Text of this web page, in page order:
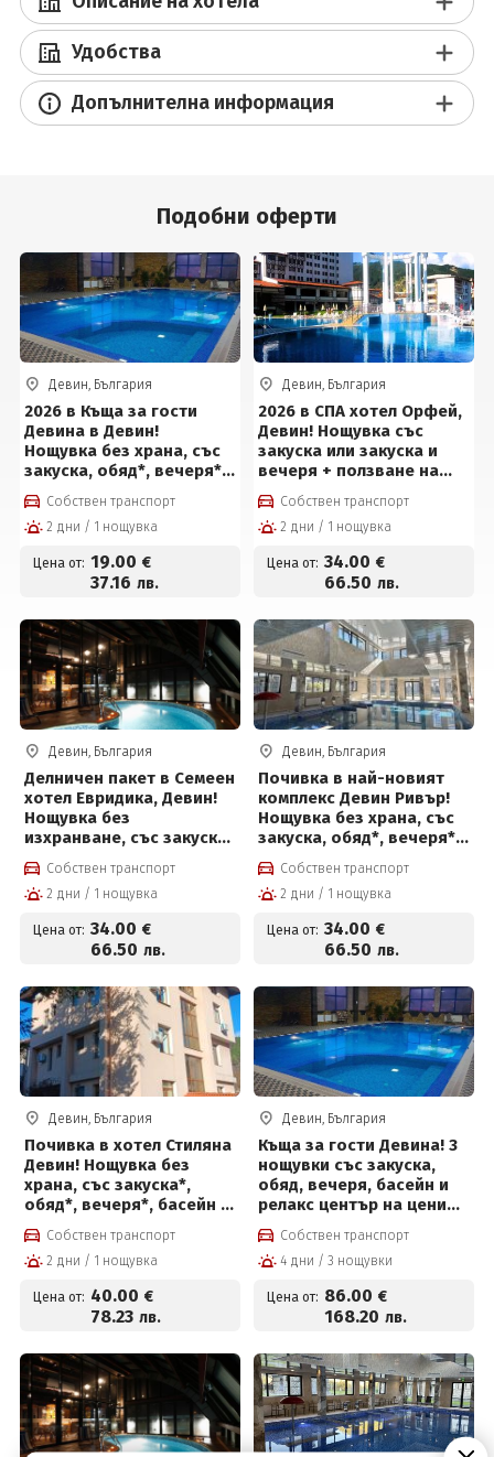
Удобства
Допълнителна информация
Подобни оферти
Девин, България
2026 в Къща за гости
Девина в Девин!
Нощувка без храна, със
закуска, обяд*, вечеря*
и ползване на басейн и
релакс център на цени
от 19 евро на човек
Собствен транспорт
2 дни / 1 нощувка
Цена от: 19.00 €
37.16 лв.
Девин, България
2026 в СПА хотел Орфей,
Девин! Нощувка със
закуска или закуска и
вечеря + ползване на
СПА център на цени от
34 евро на човек
Собствен транспорт
2 дни / 1 нощувка
Цена от: 34.00 €
66.50 лв.
Девин, България
Делничен пакет в Семеен
хотел Евридика, Девин!
Нощувка без
изхранване, със закуска,
закуска и вечеря или
закуска, обяд и вечеря +
вътрешен терапевтичен
басейн с минерална
вода, джакузи,
финландска сауна и
Собствен транспорт
2 дни / 1 нощувка
Цена от: 34.00 €
66.50 лв.
Девин, България
Почивка в най-новият
комплекс Девин Ривър!
Нощувка без храна, със
закуска, обяд*, вечеря*,
плувен басейн и Релакс
център на цени от 34 €
на човек
Собствен транспорт
2 дни / 1 нощувка
Цена от: 34.00 €
66.50 лв.
Девин, България
Почивка в хотел Стиляна
Девин! Нощувка без
храна, със закуска*,
обяд*, вечеря*, басейн и
2 сауни
Собствен транспорт
2 дни / 1 нощувка
Цена от: 40.00 €
78.23 лв.
Девин, България
Къща за гости Девина! 3
нощувки със закуска,
обяд, вечеря, басейн и
релакс център на цени
от 86 евро на човек
Собствен транспорт
4 дни / 3 нощувки
Цена от: 86.00 €
168.20 лв.